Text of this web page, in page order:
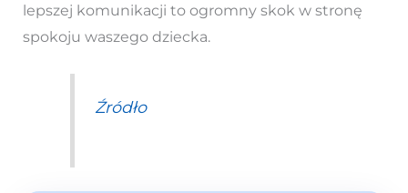
lepszej komunikacji to ogromny skok w stronę
spokoju waszego dziecka.
Źródło